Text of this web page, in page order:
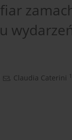
, Claudia Caterini 1